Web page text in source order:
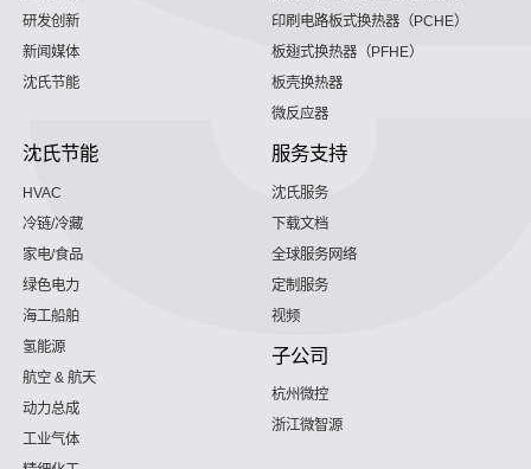
研发创新
新闻媒体
沈氏节能
印刷电路板式换热器（PCHE）
板翅式换热器（PFHE）
板壳换热器
微反应器
沈氏节能
HVAC
冷链/冷藏
家电/食品
绿色电力
海工船舶
氢能源
航空 & 航天
动力总成
工业气体
服务支持
沈氏服务
下载文档
全球服务网络
定制服务
视频
子公司
杭州微控
浙江微智源